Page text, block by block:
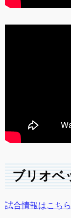
ブリオベ
試合情報はこちら